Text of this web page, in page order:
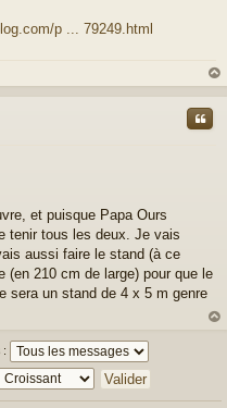
p ... 79249.html
au
Citer
et puisque Papa Ours
tenir tous les deux. Je vais
aussi faire le stand (à ce
210 cm de large) pour que le
sera un stand de 4 x 5 m genre
: